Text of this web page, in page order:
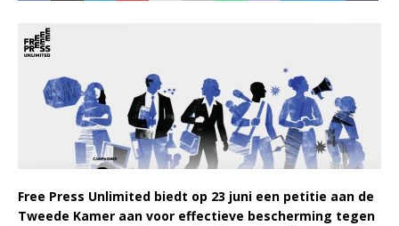
Free Press Unlimited biedt op 23 juni een petitie aan de
Tweede Kamer aan voor effectieve bescherming tegen